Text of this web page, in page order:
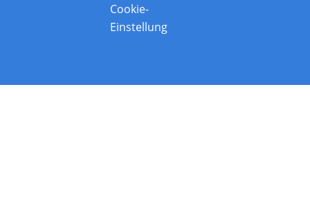
Cookie-
Einstellung